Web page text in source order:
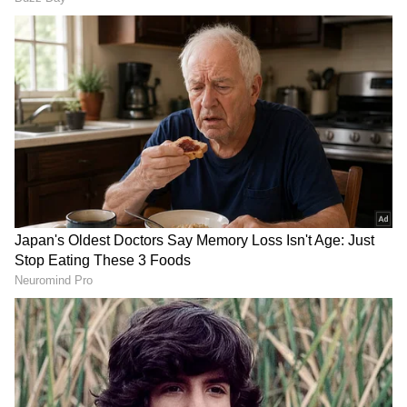
ಆಡಳಿತದ ಜಂಟಿ ಆಯುಕ್ತ ಅರ್ಜುನ್‌ ಭುಜಬಲ್
ಮಾಧ್ಯಮಗಳಿಗೆ ಪ್ರತಿಕ್ರಿಯೆ ನೀಡಿದ್ದು,
ಈ ಬಗ್ಗೆ ದೂರು ಬಂದಿದ್ದು,ನಾವು ನಮ್ಮ ಅಧಿಕಾರಿಗಳನ್ನು
ಜುನ್ನಾರ್‌ಗೆ ಕಳುಹಿಸಿ ಸಮಸ್ಯೆಯ ಕುರಿತು ತನಿಖೆ ನಡೆಸಿ ಸೂಕ್ತ
ಕ್ರಮ ಕೈಗೊಳ್ಳಲು ಸೂಚಿಸಿದ್ದೇವೆ ಎಂದು ಹೇಳಿದ್ದಾರೆ. ನಾವು
ನಮ್ಮ ಎಫ್‌ಡಿಎ ಪುಣೆ ಕಚೇರಿಗೆ ಈ ವಿಷಯವನ್ನು ಆದ್ಯತೆಯ
ಮೇರೆಗೆ ತನಿಖೆ ಮಾಡಲು ಮತ್ತು ಸೂಕ್ತ ಕ್ರಮ ತೆಗೆದುಕೊಳ್ಳಲು
ಸೂಚನೆ ನೀಡಿದ್ದೇವೆ ಎಂದು ರಾಜ್ಯ ಆಹಾರ ಸಚಿವ
ಧರ್ಮರಾವ್ ಬಾಬಾ ಅತ್ರಮ್ ತಿಳಿಸಿದ್ದಾರೆ.
ಆಸ್ಪತ್ರೆಗೆ!
RECOMMENDED STORIES